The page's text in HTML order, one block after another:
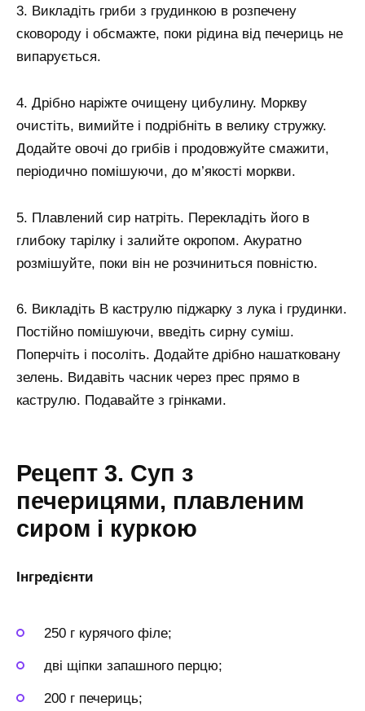
3. Викладіть гриби з грудинкою в розпечену
сковороду і обсмажте, поки рідина від печериць не
випарується.
4. Дрібно наріжте очищену цибулину. Моркву
очистіть, вимийте і подрібніть в велику стружку.
Додайте овочі до грибів і продовжуйте смажити,
періодично помішуючи, до м’якості моркви.
5. Плавлений сир натріть. Перекладіть його в
глибоку тарілку і залийте окропом. Акуратно
розмішуйте, поки він не розчиниться повністю.
6. Викладіть В каструлю піджарку з лука і грудинки.
Постійно помішуючи, введіть сирну суміш.
Поперчіть і посоліть. Додайте дрібно нашатковану
зелень. Видавіть часник через прес прямо в
каструлю. Подавайте з грінками.
Рецепт 3. Суп з
печерицями, плавленим
сиром і куркою
Інгредієнти
250 г курячого філе;
дві щіпки запашного перцю;
200 г печериць;